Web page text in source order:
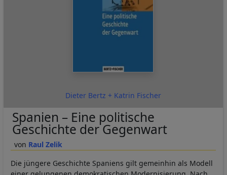
Dieter Bertz + Katrin Fischer
Raul Zelik
Spanien – Eine politische
Geschichte der Gegenwart
Die jüngere Geschichte Spaniens gilt gemeinhin als Modell